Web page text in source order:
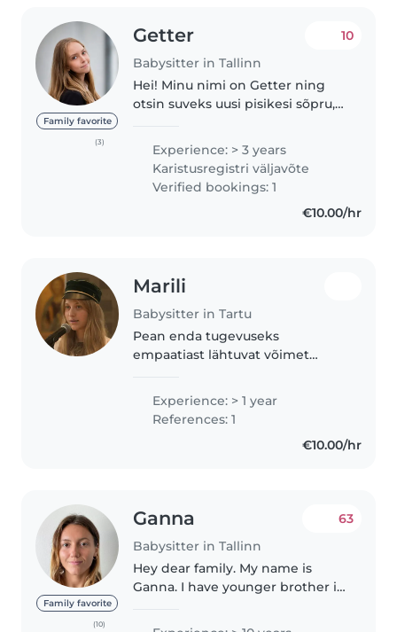
Family favorite
(3)
Getter
Babysitter in Tallinn
10
Hei! Minu nimi on Getter ning
otsin suveks uusi pisikesi sõpru,
pakkuda vastavalt kokkuleppele,
olen paindlik. Mul on
lapsehoidmise kogemus lastega
vanuses..
Experience: > 3 years
Karistusregistri väljavõte
Verified bookings: 1
€10.00/hr
Marili
Babysitter in Tartu
Pean enda tugevuseks
empaatiast lähtuvat võimet
Gümnaasiumi kõrvalt sain
vabatahtliku töö kogemuse Püha
Johannese Kooli lasteaia
segarühmas ja sealne tegelus..
Experience: > 1 year
References: 1
€10.00/hr
Family favorite
(10)
Ganna
Babysitter in Tallinn
63
Hey dear family. My name is
Ganna. I have younger brother in
raise as my mom was working